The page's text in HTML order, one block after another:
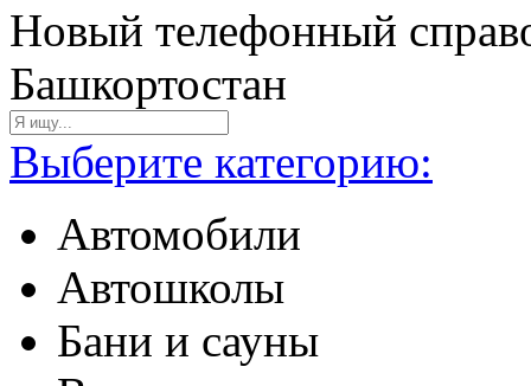
Новый телефонный
Башкортостан
Выберите категорию:
Автомобили
Автошколы
Бани и сауны